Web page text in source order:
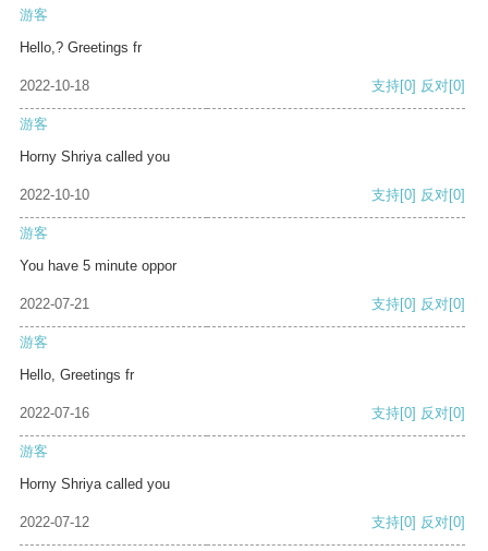
游客
Hello,? Greetings fr
2022-10-18 支持[0] 反对[0]
游客
Horny Shriya called you
2022-10-10 支持[0] 反对[0]
游客
You have 5 minute oppor
2022-07-21 支持[0] 反对[0]
游客
Hello, Greetings fr
2022-07-16 支持[0] 反对[0]
游客
Horny Shriya called you
2022-07-12 支持[0] 反对[0]